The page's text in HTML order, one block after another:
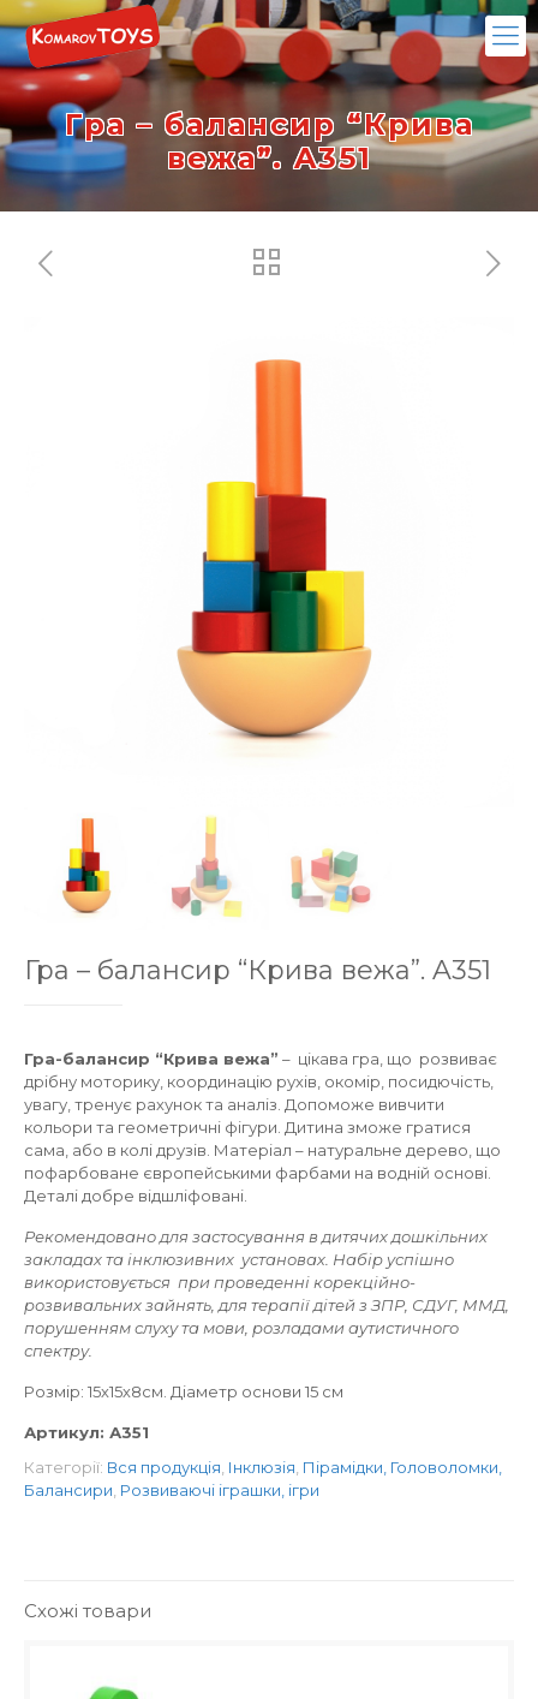
Гра – балансир “Крива
вежа”. A351
Гра – балансир “Крива вежа”. A351
Гра-балансир “Крива вежа” – цікава гра, що розвиває
дрібну моторику, координацію рухів, окомір, посидючість,
увагу, тренує рахунок та аналіз. Допоможе вивчити
кольори та геометричні фігури. Дитина зможе гратися
сама, або в колі друзів. Матеріал – натуральне дерево, що
пофарбоване європейськими фарбами на водній основі.
Деталі добре відшліфовані.
Рекомендовано для застосування в дитячих дошкільних
закладах та інклюзивних установах. Набір успішно
використовується при проведенні корекційно-
розвивальних зайнять, для терапії дітей з ЗПР, СДУГ, ММД,
порушенням слуху та мови, розладами аутистичного
спектру.
Розмір: 15х15х8см. Діаметр основи 15 см
Артикул: А351
Категорії: Вся продукція Інклюзія Пірамідки, Головоломки,
Балансири Розвиваючі іграшки, ігри
Схожі товари